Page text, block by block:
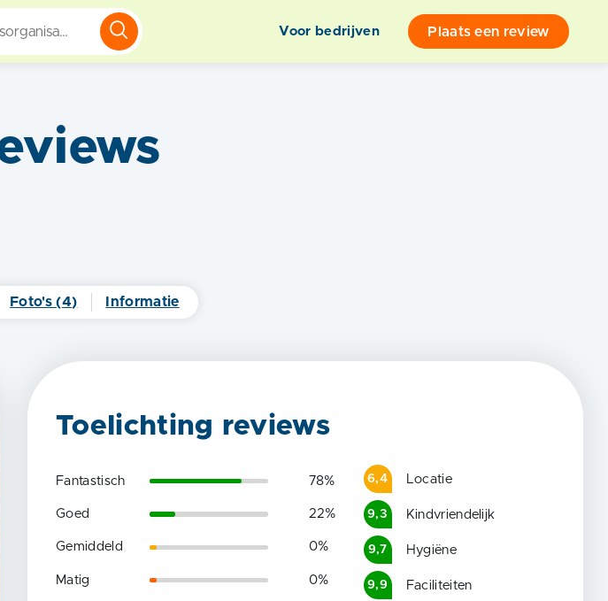
Voor bedrijven Plaats een review
Foto's (4) Informatie
Toelichting reviews
Fantastisch 78%
Goed 22%
Gemiddeld 0%
Matig 0%
6,4 Locatie
9,3 Kindvriendelijk
9,7 Hygiëne
9,9 Faciliteiten